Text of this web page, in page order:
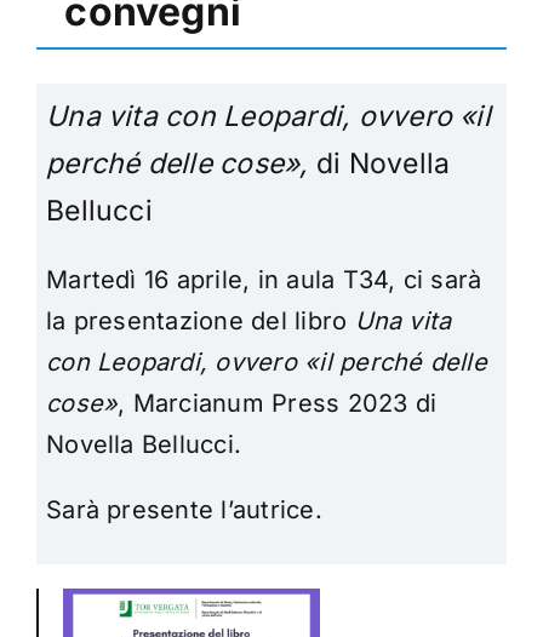
convegni
Una vita con Leopardi, ovvero «il
perché delle cose», di Novella
Bellucci
Martedì 16 aprile, in aula T34, ci sarà
la presentazione del libro Una vita
con Leopardi, ovvero «il perché delle
cose», Marcianum Press 2023 di
Novella Bellucci.
Sarà presente l’autrice.